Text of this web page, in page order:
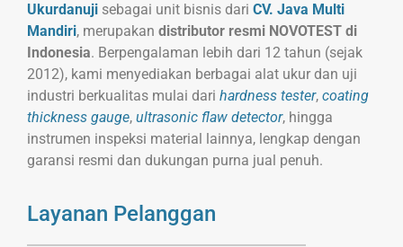
Ukurdanuji sebagai unit bisnis dari CV. Java Multi
Mandiri, merupakan distributor resmi NOVOTEST di
Indonesia. Berpengalaman lebih dari 12 tahun (sejak
2012), kami menyediakan berbagai alat ukur dan uji
industri berkualitas mulai dari hardness tester, coating
thickness gauge, ultrasonic flaw detector, hingga
instrumen inspeksi material lainnya, lengkap dengan
garansi resmi dan dukungan purna jual penuh.
Layanan Pelanggan